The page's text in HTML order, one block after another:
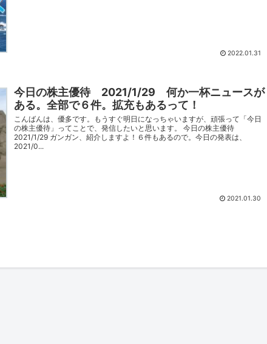
2022.01.31
今日の株主優待 2021/1/29 何か一杯ニュースが
ある。全部で６件。拡充もあるって！
こんばんは、優多です。もうすぐ明日になっちゃいますが、頑張って「今日
の株主優待」ってことで、発信したいと思います。 今日の株主優待
2021/1/29 ガンガン、紹介しますよ！６件もあるので。今日の発表は、
2021/0...
2021.01.30